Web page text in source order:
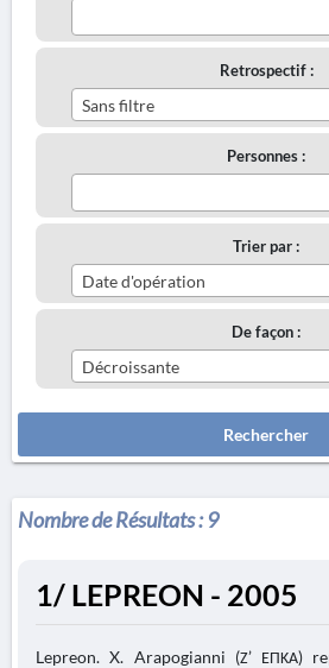
Retrospectif :
Sans filtre
Personnes :
Trier par :
Date d'opération
De façon :
Décroissante
Rechercher
Nombre de Résultats :9
1/ LEPREON - 2005
Lepreon. X. Arapogianni (Ζ’ ΕΠΚΑ)